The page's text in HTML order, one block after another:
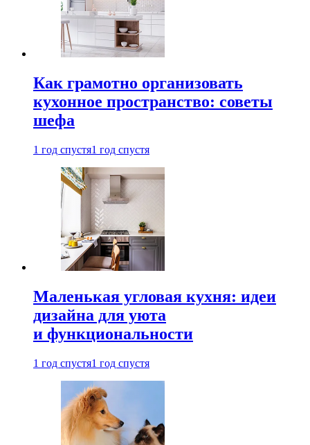
Как грамотно организовать
кухонное пространство: советы
шефа
1 год спустя1 год спустя
Маленькая угловая кухня: идеи
дизайна для уюта
и функциональности
1 год спустя1 год спустя